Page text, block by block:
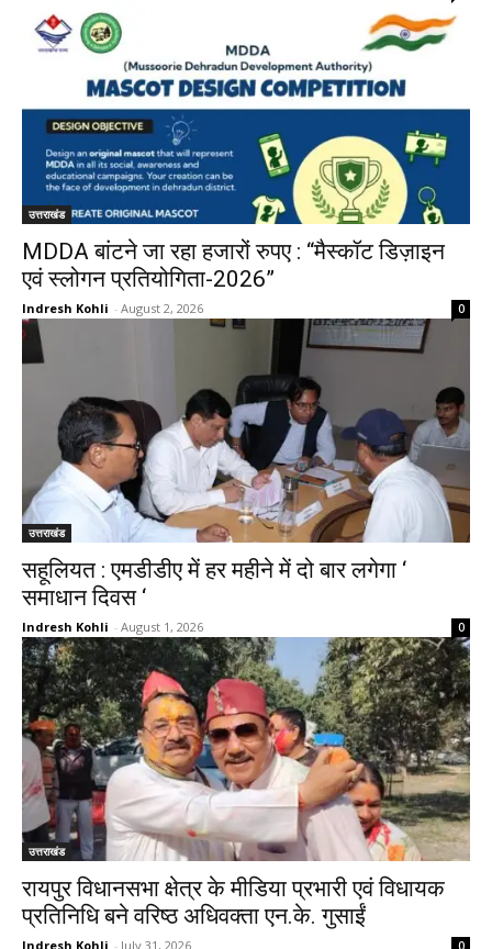
उत्तराखंड
MDDA बांटने जा रहा हजारों रुपए : “मैस्कॉट डिज़ाइन
एवं स्लोगन प्रतियोगिता-2026”
Indresh Kohli - August 2, 2026 0
उत्तराखंड
सहूलियत : एमडीडीए में हर महीने में दो बार लगेगा ‘
समाधान दिवस ‘
Indresh Kohli - August 1, 2026 0
उत्तराखंड
रायपुर विधानसभा क्षेत्र के मीडिया प्रभारी एवं विधायक
प्रतिनिधि बने वरिष्ठ अधिवक्ता एन.के. गुसाईं
Indresh Kohli - July 31, 2026 0